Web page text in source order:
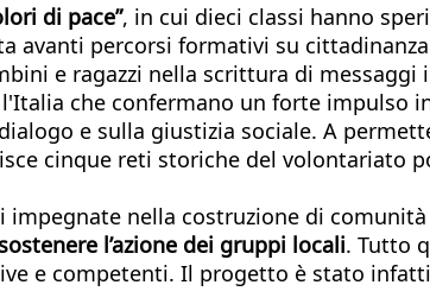
di pace”, in cui dieci classi hanno
avanti percorsi formativi su
e ragazzi nella scrittura di messaggi
che confermano un forte impulso
e sulla giustizia sociale. A
cinque reti storiche del volontariato
nella costruzione di
l’azione dei gruppi locali. Tutto
e competenti. Il progetto è stato